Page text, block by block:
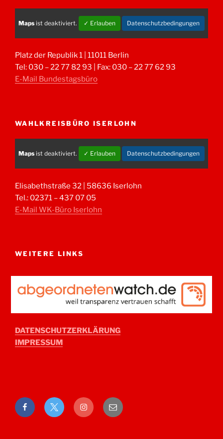
Maps ist deaktiviert. ✓ Erlauben Datenschutzbedingungen
Platz der Republik 1 | 11011 Berlin
Tel: 030 – 22 77 82 93 | Fax: 030 – 22 77 62 93
E-Mail Bundestagsbüro
WAHLKREISBÜRO ISERLOHN
Maps ist deaktiviert. ✓ Erlauben Datenschutzbedingungen
Elisabethstraße 32 | 58636 Iserlohn
Tel.: 02371 – 437 07 05
E-Mail WK-Büro Iserlohn
WEITERE LINKS
DATENSCHUTZERKLÄRUNG
IMPRESSUM
FacebookTwitter Instagram
E-
Mail